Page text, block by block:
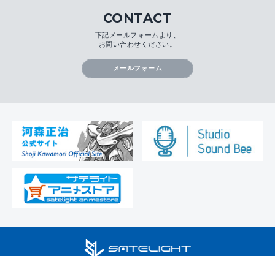
CONTACT
下記メールフォームより、
お問い合わせください。
メールフォーム